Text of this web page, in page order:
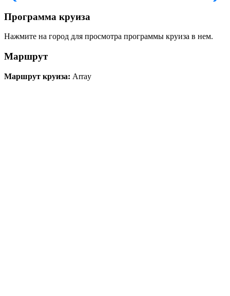
Программа круиза
Нажмите на город для просмотра программы круиза в нем.
Маршрут
Маршрут круиза: Array